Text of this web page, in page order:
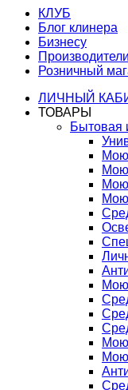
КЛУБ
Блог клинера
Бизнесу
Производители
Розничный
ЛИЧНЫЙ
ТОВАРЫ
Бытовая